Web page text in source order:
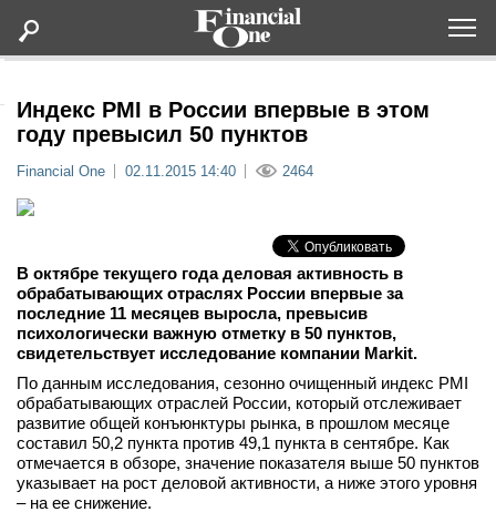
Статьи
Lifestyle
Мероприятия
Новости
Интервью
Индекс PMI в России впервые в этом
году превысил 50 пунктов
Financial One 02.11.2015 14:40 2464
В октябре текущего года деловая активность в
обрабатывающих отраслях России впервые за
последние 11 месяцев выросла, превысив
психологически важную отметку в 50 пунктов,
свидетельствует исследование компании Markit.
По данным исследования, сезонно очищенный индекс PMI
обрабатывающих отраслей России, который отслеживает
развитие общей конъюнктуры рынка, в прошлом месяце
составил 50,2 пункта против 49,1 пункта в сентябре. Как
отмечается в обзоре, значение показателя выше 50 пунктов
указывает на рост деловой активности, а ниже этого уровня
– на ее снижение.